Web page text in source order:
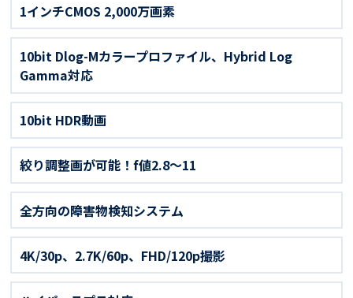
1インチCMOS 2,000万画素
10bit Dlog-Mカラープロファイル、Hybrid Log
Gamma対応
10bit HDR動画
絞り調整画が可能！f値2.8～11
全方向の障害物検知システム
4K/30p、2.7K/60p、FHD/120p撮影